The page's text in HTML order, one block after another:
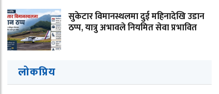
सुकेटार विमानस्थलमा दुई महिनादेखि उडान
ठप्प, यात्रु अभावले नियमित सेवा प्रभावित
लोकप्रिय